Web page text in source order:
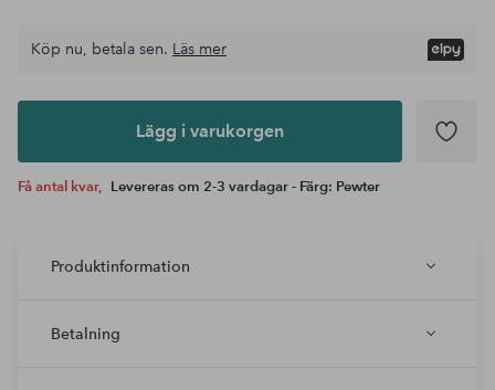
Lägg i
Köp nu, betala sen. Läs mer
Lägg i varukorgen
Få antal kvar, Levereras om 2-3 vardagar - Färg: Pewter
Produktinformation
Betalning